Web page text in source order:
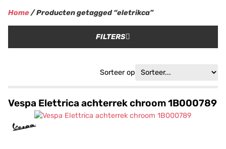
Home/ Producten getagged “eletrikca”
FILTERS
Sorteer op
Vespa Elettrica achterrek chroom 1B000789